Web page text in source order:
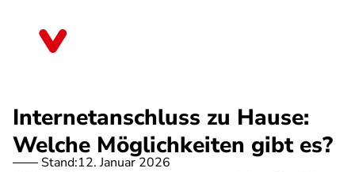
Internetanschluss zu Hause:
Welche Möglichkeiten gibt es?
Stand:12. Januar 2026